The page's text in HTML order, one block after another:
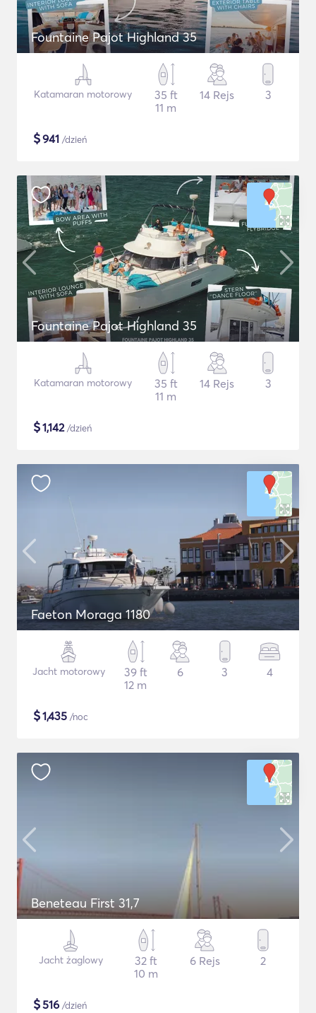
Fountaine Pajot Highland 35
Katamaran motorowy
35 ft
11 m
14 Rejs 3
$941 /dzień
Fountaine Pajot Highland 35
Katamaran motorowy
35 ft
11 m
14 Rejs 3
$1,142/dzień
Faeton Moraga 1180
Jacht motorowy
39 ft
12 m
6 3 4
$1,435 /noc
Beneteau First 31,7
Jacht żaglowy
32 ft
10 m
6 Rejs 2
$516 /dzień